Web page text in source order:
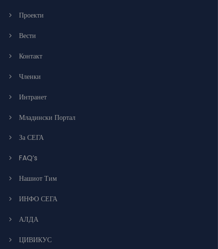
Проекти
Вести
Контакт
Членки
Интранет
Младински Портал
За СЕГА
FAQ’s
Нашиот Тим
ИНФО СЕГА
АЛДА
ЦИВИКУС